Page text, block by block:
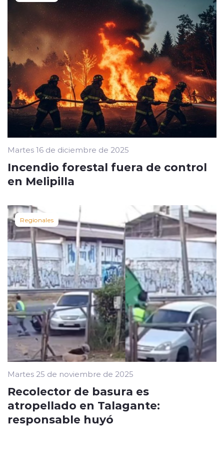
Martes 16 de diciembre de 2025
Incendio forestal fuera de control
en Melipilla
Regionales
Martes 25 de noviembre de 2025
Recolector de basura es
atropellado en Talagante:
responsable huyó